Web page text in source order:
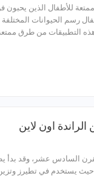
للأطفال الذين يحبون
رسم الحيوانات
التطبيقات من طرق
السادس عشر، وقد بدأ
حيث يستخدم في تطيرز